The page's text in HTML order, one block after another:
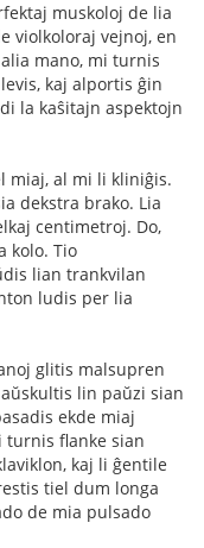
muskoloj de lia
violkoloraj vejnoj, en
mano, mi turnis
kaj alportis ĝin
la kaŝitajn aspektojn
miaj, al mi li kliniĝis.
dekstra brako. Lia
centimetroj. Do,
kolo. Tio
lian trankvilan
ludis per lia
glitis malsupren
lin paŭzi sian
ekde miaj
turnis flanke sian
kaj li ĝentile
tiel dum longa
de mia pulsado